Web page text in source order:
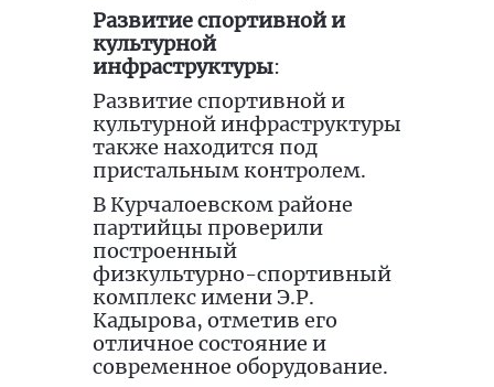
Развитие спортивной и
культурной
инфраструктуры:
Развитие спортивной и
культурной инфраструктуры
также находится под
пристальным контролем.
В Курчалоевском районе
партийцы проверили
построенный
физкультурно-спортивный
комплекс имени Э.Р.
Кадырова, отметив его
отличное состояние и
современное оборудование.